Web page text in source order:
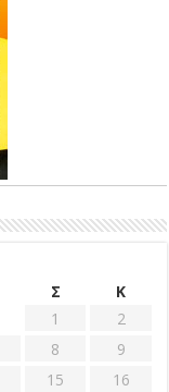
Σ
Κ
1
2
8
9
15
16